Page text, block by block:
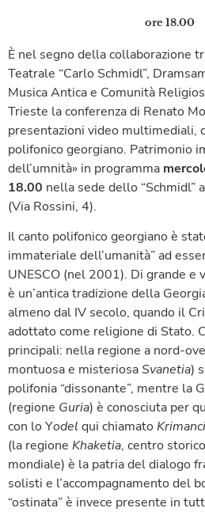
ore 18.00
È nel segno della collaborazione
Teatrale “Carlo Schmidl”,
Musica Antica e Comunità
Trieste la conferenza di Renato
presentazioni video multimediali,
polifonico georgiano. Patrimonio
dell’umnità» in programma
18.00 nella sede dello “Schmidl”
(Via Rossini, 4).
Il canto polifonico georgiano è
immateriale dell’umanità” ad
UNESCO (nel 2001). Di grande e
è un’antica tradizione della
almeno dal IV secolo, quando il
adottato come religione di Stato.
principali: nella regione a nord-
montuosa e misteriosaSvanetia)
polifonia “dissonante”, mentre la
(regione Guria) è conosciuta per
con lo Yodel qui chiamato
(la regione Khaketia, centro
mondiale) è la patria del dialogo
solisti e l’accompagnamento del
“ostinata” è invece presente in